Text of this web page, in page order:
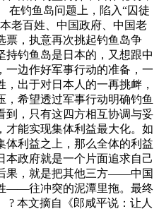
在钓鱼岛问题上，陷入“囚徒
老百姓、中国政府、中国老
票，执意再次挑起钓鱼岛争
持钓鱼岛是日本的，又想跟中
一边作好军事行动的准备，一
出于对日本人的一再挑衅，
希望透过军事行动明确钓鱼
到，只有这四方相互协调与妥
才能实现集体利益最大化。如
体利益之上，那么全体的利益
本政府就是一个片面追求自己
果，就是把其他三方——中国
——往冲突的泥潭里拖。最终
? 本文摘自《郎咸平说：让人